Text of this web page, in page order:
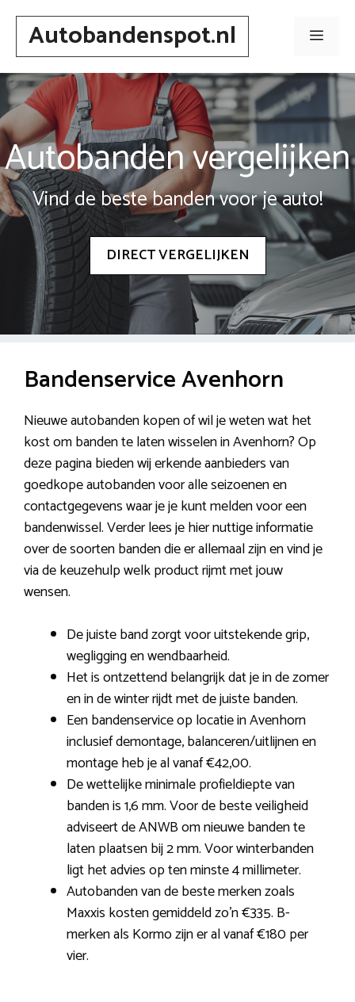
Spring
inhoudAutobandenspot.nl Menu
Autobanden vergelijken
Vind de beste banden voor je auto!
DIRECT VERGELIJKEN
Bandenservice Avenhorn
Nieuwe autobanden kopen of wil je weten wat het
kost om banden te laten wisselen in Avenhorn? Op
deze pagina bieden wij erkende aanbieders van
goedkope autobanden voor alle seizoenen en
contactgegevens waar je je kunt melden voor een
bandenwissel. Verder lees je hier nuttige informatie
over de soorten banden die er allemaal zijn en vind je
via de keuzehulp welk product rijmt met jouw
wensen.
De juiste band zorgt voor uitstekende grip,
wegligging en wendbaarheid.
Het is ontzettend belangrijk dat je in de zomer
en in de winter rijdt met de juiste banden.
Een bandenservice op locatie in Avenhorn
inclusief demontage, balanceren/uitlijnen en
montage heb je al vanaf €42,00.
De wettelijke minimale profieldiepte van
banden is 1,6 mm. Voor de beste veiligheid
adviseert de ANWB om nieuwe banden te
laten plaatsen bij 2 mm. Voor winterbanden
ligt het advies op ten minste 4 millimeter.
Autobanden van de beste merken zoals
Maxxis kosten gemiddeld zo’n €335. B-
merken als Kormo zijn er al vanaf €180 per
vier.